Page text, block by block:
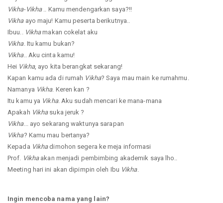
Vikha-Vikha.. Kamu mendengarkan saya?!!
Vikhaayo maju! Kamu peserta berikutnya..
Ibuu..
Vikhamakan cokelat aku
Vikha. Itu kamu bukan?
Vikha.. Aku cinta kamu!
Hei Vikha, ayo kita berangkat sekarang!
Kapan kamu ada di rumah Vikha? Saya mau main ke rumahmu.
Namanya Vikha. Keren kan ?
Itu kamu ya Vikha. Aku sudah mencari ke mana-mana
Apakah Vikhasuka jeruk ?
Vikha... ayo sekarang waktunya sarapan
Vikha? Kamu mau bertanya?
Kepada Vikhadimohon segera ke meja informasi
Prof. Vikhaakan menjadi pembimbing akademik saya lho..
Meeting hari ini akan dipimpin oleh Ibu Vikha.
Ingin mencoba nama yang lain?